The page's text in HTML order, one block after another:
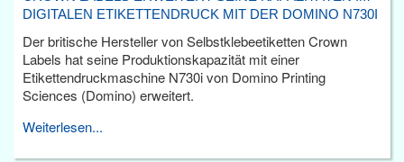
DIGITALEN ETIKETTENDRUCK MIT DER DOMINO N730I
Der britische Hersteller von Selbstklebeetiketten Crown
Labels hat seine Produktionskapazität mit einer
Etikettendruckmaschine N730i von Domino Printing
Sciences (Domino) erweitert.
Weiterlesen...